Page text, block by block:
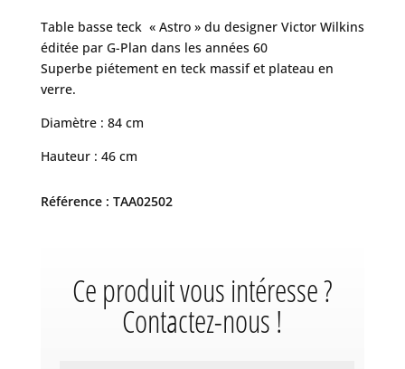
Table basse teck « Astro » du designer Victor Wilkins
éditée par G-Plan dans les années 60
Superbe piétement en teck massif et plateau en
verre.
Diamètre : 84 cm
Hauteur : 46 cm
Référence : TAA02502
Ce produit vous intéresse ?
Contactez-nous !